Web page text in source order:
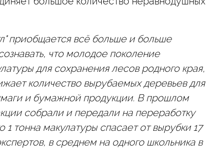
приобщается всё больше и больше
что молодое поколение
для сохранения лесов родного края,
количество вырубаемых деревьев для
и бумажной продукции. В прошлом
собрали и передали на переработку
1 тонна макулатуры спасает от вырубки 17
в среднем на одного школьника в